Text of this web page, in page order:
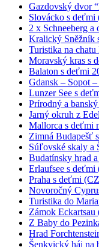
Gazdovský dvor
Slovácko s deťmi
2 x Schneeberg
Kralický Sněžník
Turistika na
Moravský kras s
Balaton s deťmi
Gdansk – Sopot
Lunzer See s
Prírodný a
Jarný okruh z
Mallorca s deťmi
Zimná Budapešť
Súľovské skaly a
Budatínsky hrad
Erlaufsee s deťmi
Praha s deťmi
Novoročný
Turistika do
Zámok Eckartsau
Z Baby do
Hrad
Šenkvický háj na